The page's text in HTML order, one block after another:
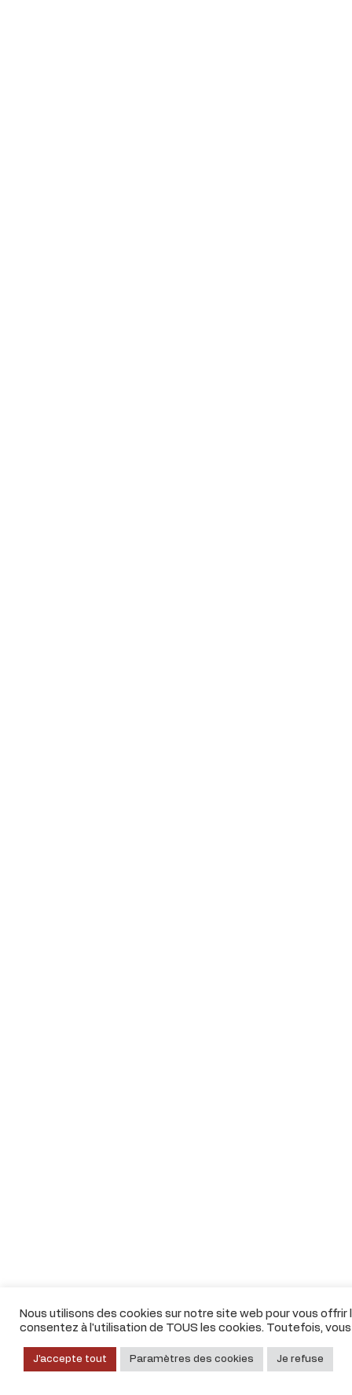
Nous utilisons des cookies sur notre site web pour vous
consentez à l'utilisation de TOUS les cookies. Toutefois,
J'accepte tout Paramètres des cookies Je refuse